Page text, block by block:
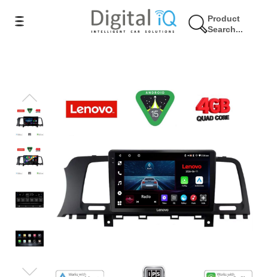
Product
Search...
9% Έκπτωση